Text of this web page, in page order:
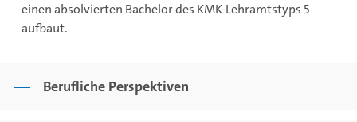
einen absolvierten Bachelor des KMK-Lehramtstyps 5
aufbaut.
Berufliche Perspektiven